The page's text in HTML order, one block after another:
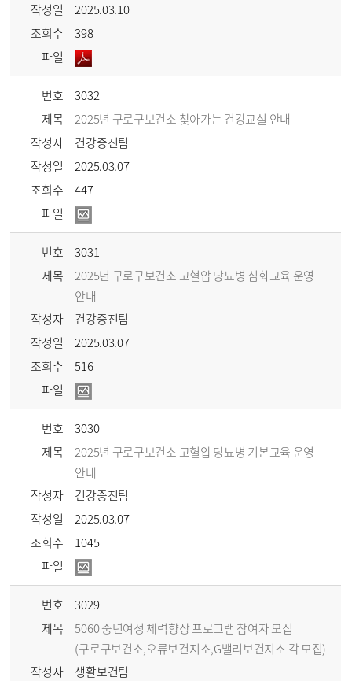
작성일
2025.03.10
조회수
398
파일
번호
3032
제목
2025년 구로구보건소 찾아가는 건강교실 안내
작성자
건강증진팀
작성일
2025.03.07
조회수
447
파일
번호
3031
제목
2025년 구로구보건소 고혈압 당뇨병 심화교육 운영
안내
작성자
건강증진팀
작성일
2025.03.07
조회수
516
파일
번호
3030
제목
2025년 구로구보건소 고혈압 당뇨병 기본교육 운영
안내
작성자
건강증진팀
작성일
2025.03.07
조회수
1045
파일
번호
3029
제목
5060 중년여성 체력향상 프로그램 참여자 모집
(구로구보건소,오류보건지소,G밸리보건지소 각 모집)
작성자
생활보건팀